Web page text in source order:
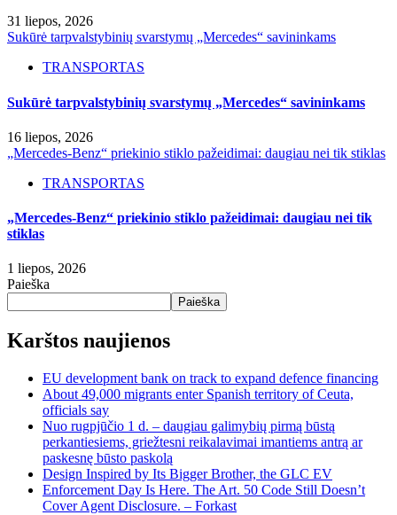
31 liepos, 2026
Sukūrė tarpvalstybinių svarstymų „Mercedes“ savininkams
TRANSPORTAS
Sukūrė tarpvalstybinių svarstymų „Mercedes“ savininkams
16 liepos, 2026
„Mercedes-Benz“ priekinio stiklo pažeidimai: daugiau nei tik stiklas
TRANSPORTAS
„Mercedes-Benz“ priekinio stiklo pažeidimai: daugiau nei tik
stiklas
1 liepos, 2026
Paieška
Paieška
Karštos naujienos
EU development bank on track to expand defence financing
About 49,000 migrants enter Spanish territory of Ceuta,
officials say
Nuo rugpjūčio 1 d. – daugiau galimybių pirmą būstą
perkantiesiems, griežtesni reikalavimai imantiems antrą ar
paskesnę būsto paskolą
Design Inspired by Its Bigger Brother, the GLC EV
Enforcement Day Is Here. The Art. 50 Code Still Doesn’t
Cover Agent Disclosure. – Forkast